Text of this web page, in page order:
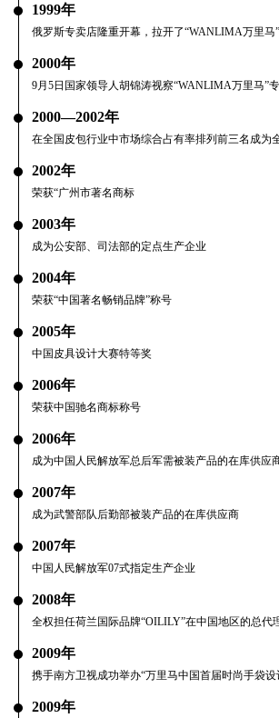
1999年
俄罗斯专卖店隆重开幕，拉开了“WANLIMA万里马
2000年
9月5日国家领导人胡锦涛视察“WANLIMA万里马”
2000—2002年
在全国皮包行业中市场综合占有率排列前三名成为
2002年
荣获“广州市著名商标
2003年
成为公安部、司法部的定点生产企业
2004年
荣获“中国著名畅销品牌”称号
2005年
中国皮具设计大赛特等奖
2006年
荣获中国驰名商标称号
2006年
成为中国人民解放军总后军需被装产品的在库供应
2007年
成为武警部队后勤部被装产品的在库供应商
2007年
中国人民解放军07式指定生产企业
2008年
全权担任荷兰国际品牌“OILILY”在中国地区的总代
2009年
携手南方卫视成功举办“万里马中国首届时尚手袋设
2009年